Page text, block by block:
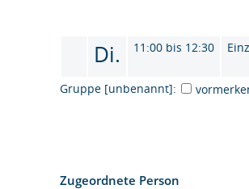
Di. 11:00 bis 12:30
Gruppe [unbenannt]:
Zugeordnete Person